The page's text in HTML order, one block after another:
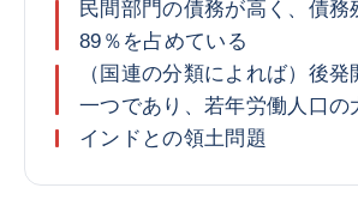
民間部門の債務が高く、債務
89％を占めている
（国連の分類によれば）後
一つであり、若年労働人口の
インドとの領土問題